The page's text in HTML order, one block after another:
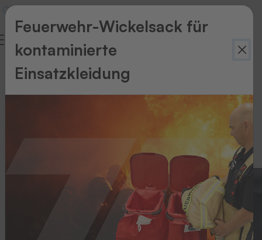
Per
Barcode
Feuerwehr-Wickelsack für
kontaminierte
Einsatzkleidung